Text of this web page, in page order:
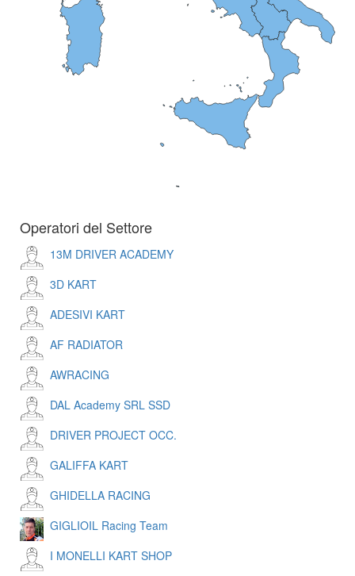
Operatori del Settore
13M DRIVER ACADEMY
3D KART
ADESIVI KART
AF RADIATOR
AWRACING
DAL Academy SRL SSD
DRIVER PROJECT OCC.
GALIFFA KART
GHIDELLA RACING
GIGLIOIL Racing Team
I MONELLI KART SHOP